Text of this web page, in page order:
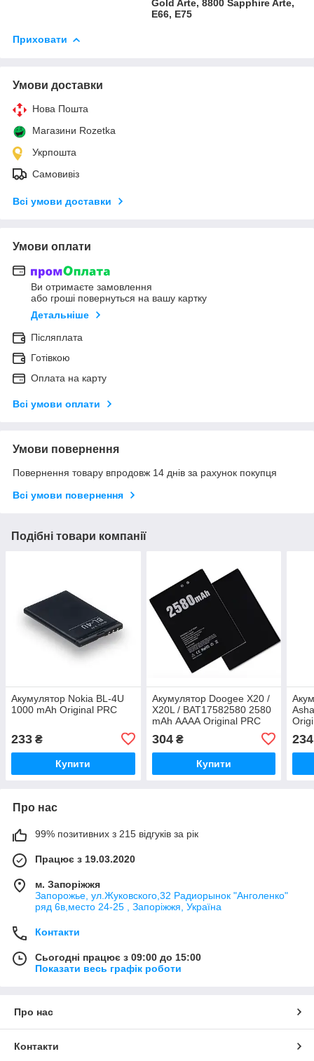
Gold Arte, 8800 Sapphire Arte,
E66, E75
Приховати
Умови доставки
Нова Пошта
Магазини Rozetka
Укрпошта
Самовивіз
Всі умови доставки
Умови оплати
Ви отримаєте замовлення
або гроші повернуться на вашу картку
Детальніше
Післяплата
Готівкою
Оплата на карту
Всі умови оплати
Умови повернення
Повернення товару впродовж 14 днів за рахунок покупця
Всі умови повернення
Подібні товари компанії
Акумулятор Nokia BL-4U
1000 mAh Original PRC
233 ₴
Купити
Акумулятор Doogee X20 /
X20L / BAT17582580 2580
mAh АААА Original PRC
304₴
Купити
234
Про нас
99% позитивних з 215 відгуків за рік
Працює з 19.03.2020
м. Запоріжжя
Запорожье, ул.Жуковского,32 Радиорынок "Анголенко"
ряд 6в,место 24-25 , Запоріжжя, Україна
Контакти
Сьогодні працює з 09:00 до 15:00
Показати весь графік роботи
Про нас
Контакти